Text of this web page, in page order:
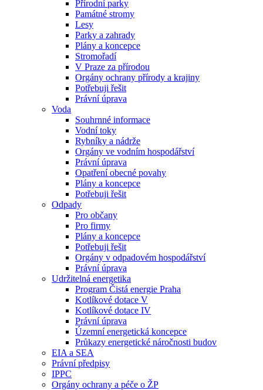
Přírodní parky
Památné stromy
Lesy
Parky a zahrady
Plány a koncepce
Stromořadí
V Praze za přírodou
Orgány ochrany přírody a krajiny
Potřebuji řešit
Právní úprava
Voda
Souhrnné informace
Vodní toky
Rybníky a nádrže
Orgány ve vodním hospodářství
Právní úprava
Opatření obecné povahy
Plány a koncepce
Potřebuji řešit
Odpady
Pro občany
Pro firmy
Plány a koncepce
Potřebuji řešit
Orgány v odpadovém hospodářství
Právní úprava
Udržitelná energetika
Program Čistá energie Praha
Kotlíkové dotace V
Kotlíkové dotace IV
Právní úprava
Územní energetická koncepce
Průkazy energetické náročnosti budov
EIA a SEA
Právní předpisy
IPPC
Orgány ochrany a péče o ŽP